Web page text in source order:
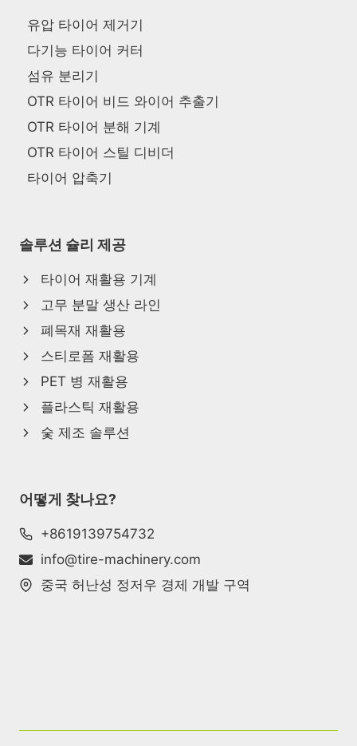
유압 타이어 제거기
다기능 타이어 커터
섬유 분리기
OTR 타이어 비드 와이어 추출기
OTR 타이어 분해 기계
OTR 타이어 스틸 디비더
타이어 압축기
솔루션 슐리 제공
타이어 재활용 기계
고무 분말 생산 라인
폐목재 재활용
스티로폼 재활용
PET 병 재활용
플라스틱 재활용
숯 제조 솔루션
어떻게 찾나요?
+8619139754732
info@tire-machinery.com
중국 허난성 정저우 경제 개발 구역